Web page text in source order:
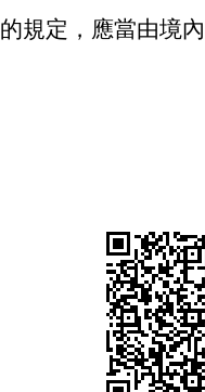
規定，應當由境